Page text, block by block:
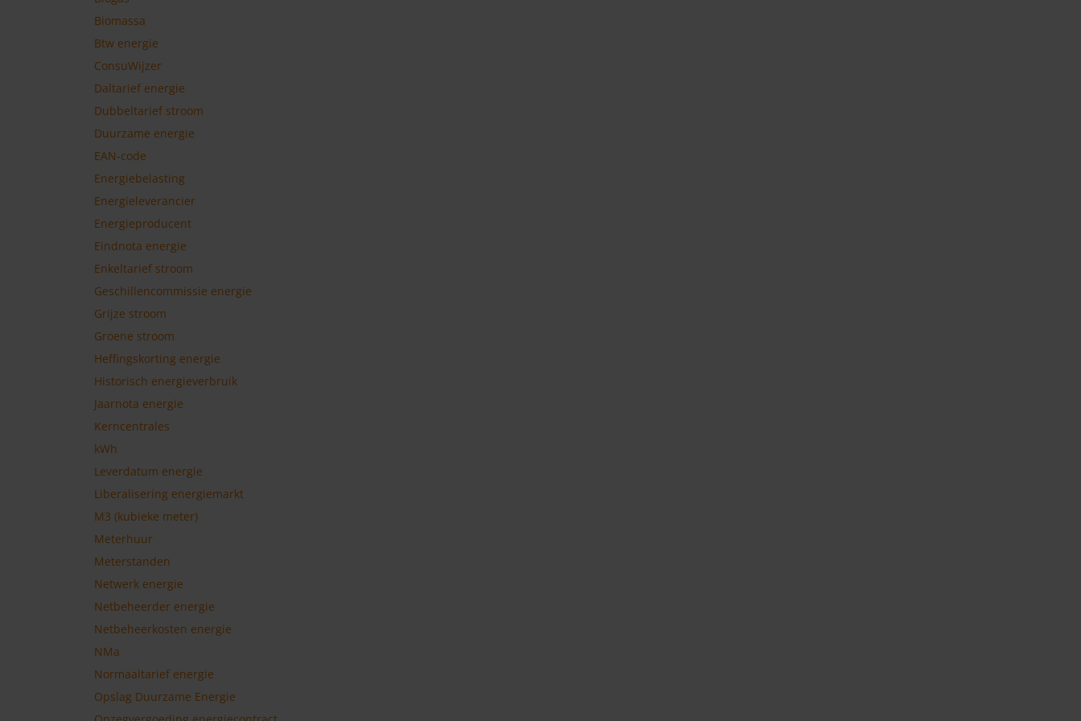
Biomassa
Btw energie
ConsuWijzer
Daltarief energie
Dubbeltarief stroom
Duurzame energie
EAN-code
Energiebelasting
Energieleverancier
Energieproducent
Eindnota energie
Enkeltarief stroom
Geschillencommissie energie
Grijze stroom
Groene stroom
Heffingskorting energie
Historisch energieverbruik
Jaarnota energie
Kerncentrales
kWh
Leverdatum energie
Liberalisering energiemarkt
M3 (kubieke meter)
Meterhuur
Meterstanden
Netwerk energie
Netbeheerder energie
Netbeheerkosten energie
NMa
Normaaltarief energie
Opslag Duurzame Energie